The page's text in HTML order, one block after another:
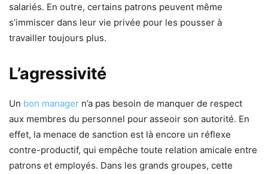
salariés. En outre, certains patrons peuvent même
s’immiscer dans leur vie privée pour les pousser à
travailler toujours plus.
L’agressivité
Un bon manager n’a pas besoin de manquer de respect
aux membres du personnel pour asseoir son autorité. En
effet, la menace de sanction est là encore un réflexe
contre-productif, qui empêche toute relation amicale entre
patrons et employés. Dans les grands groupes, cette